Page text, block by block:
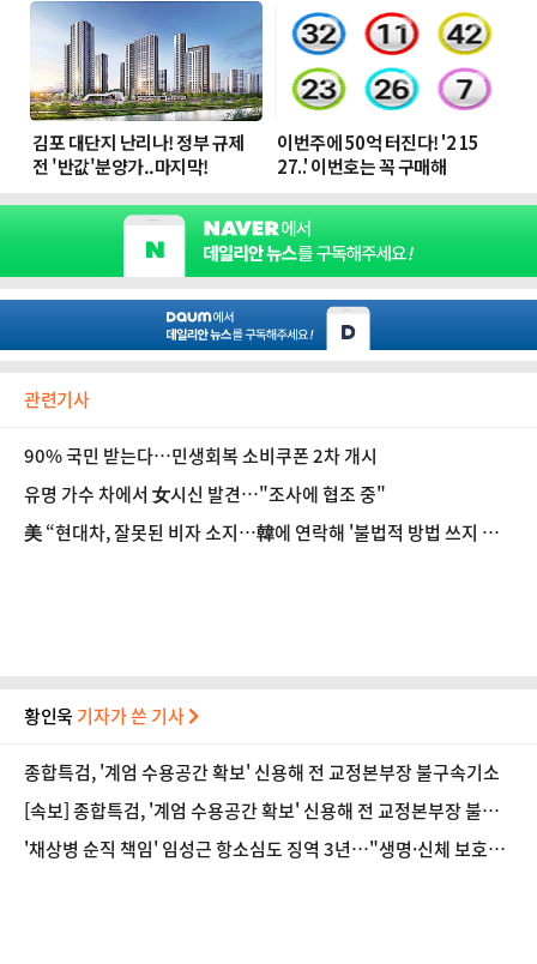
관련기사
90% 국민 받는다…민생회복 소비쿠폰 2차 개시
유명 가수 차에서 女시신 발견…"조사에 협조 중"
美 “현대차, 잘못된 비자 소지…韓에 연락해 '불법적 방법 쓰지 말
황인욱 기자가 쓴 기사
종합특검, '계엄 수용공간 확보' 신용해 전 교정본부장 불구속기소
[속보] 종합특검, '계엄 수용공간 확보' 신용해 전 교정본부장 불구
속기소
'채상병 순직 책임' 임성근 항소심도 징역 3년…"생명·신체 보호